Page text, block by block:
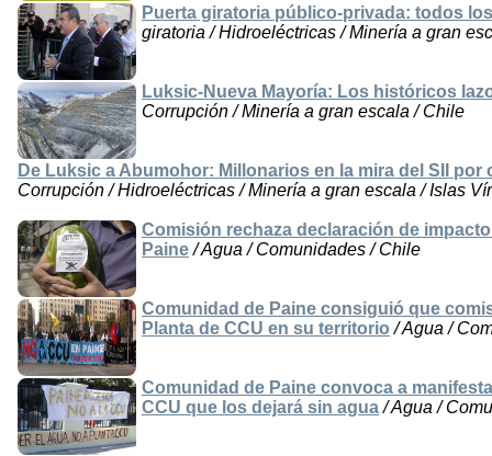
Puerta giratoria público-privada: todos
giratoria / Hidroeléctricas / Minería a gran
Luksic-Nueva Mayoría: Los históricos
Corrupción / Minería a gran escala / Chile
De Luksic a Abumohor: Millonarios en la mira del SII por
Corrupción / Hidroeléctricas / Minería a gran escala / Islas
Comisión rechaza declaración de
Paine/ Agua / Comunidades / Chile
Comunidad de Paine consiguió que
Planta de CCU en su territorio / Agua /
Comunidad de Paine convoca a
CCU que los dejará sin agua/ Agua /